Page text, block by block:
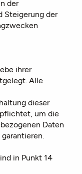
der
Steigerung der
ihrer
Alle
dieser
um die
Daten
in Punkt 14